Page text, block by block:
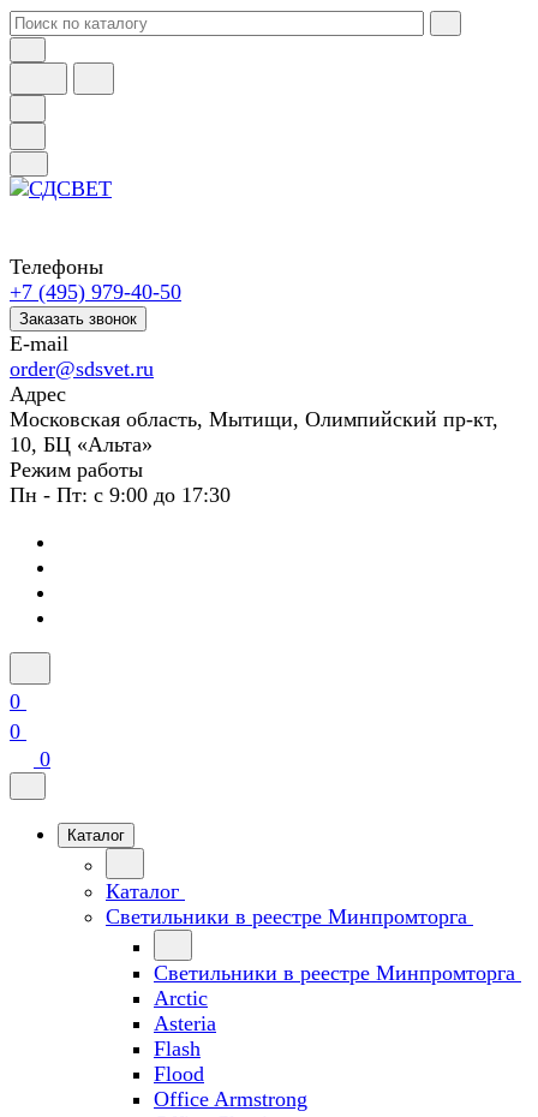
Телефоны
+7 (495) 979-40-50
Заказать звонок
E-mail
order@sdsvet.ru
Адрес
Московская область, Мытищи, Олимпийский пр-кт,
10, БЦ «Альта»
Режим работы
Пн - Пт: с 9:00 до 17:30
0
0
0
Каталог
Каталог
Светильники в реестре Минпромторга
Светильники в реестре Минпромторга
Arctic
Asteria
Flash
Flood
Office Armstrong